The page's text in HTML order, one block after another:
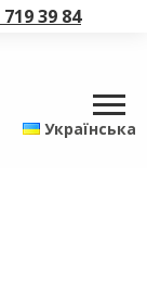
719 39 84
Українська